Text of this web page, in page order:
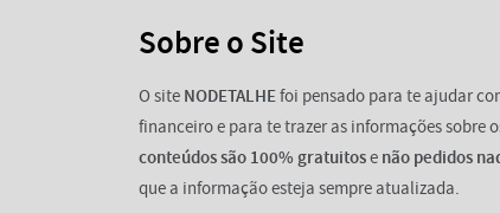
Sobre o Site
O site NODETALHEfoi pensado para te ajudar
financeiro e para te trazer as informações sobre
conteúdos são 100% gratuitose não pedidos
que a informação esteja sempre atualizada.